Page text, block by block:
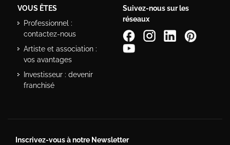
VOUS ÊTES
Professionnel :
contactez-nous
Artiste et association :
vos avantages
Investisseur : devenir
franchisé
Suivez-nous sur les
réseaux
Inscrivez-vous à notre Newsletter